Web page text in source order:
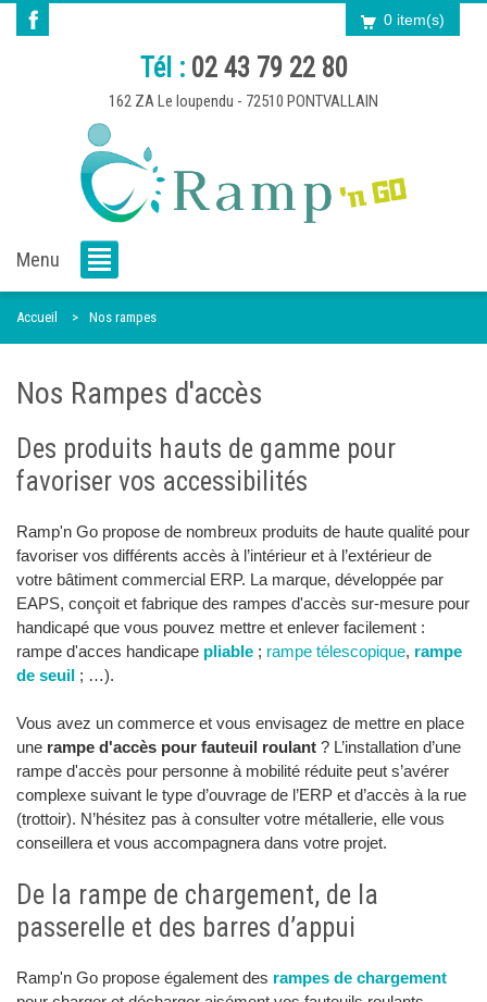
0 item(s)
Tél : 02 43 79 22 80
162 ZA Le loupendu - 72510 PONTVALLAIN
Menu
Accueil Nos rampes
Nos Rampes d'accès
Des produits hauts de gamme pour
favoriser vos accessibilités
Ramp'n Go propose de nombreux produits de haute qualité pour
favoriser vos différents accès à l’intérieur et à l’extérieur de
votre bâtiment commercial ERP. La marque, développée par
EAPS, conçoit et fabrique des rampes d'accès sur-mesure pour
handicapé que vous pouvez mettre et enlever facilement :
rampe d'acces handicape pliable ; rampe télescopique, rampe
de seuil ; …).
Vous avez un commerce et vous envisagez de mettre en place
une rampe d'accès pour fauteuil roulant ? L’installation d’une
rampe d'accès pour personne à mobilité réduite peut s’avérer
complexe suivant le type d’ouvrage de l’ERP et d’accès à la rue
(trottoir). N’hésitez pas à consulter votre métallerie, elle vous
conseillera et vous accompagnera dans votre projet.
De la rampe de chargement, de la
passerelle et des barres d’appui
Ramp'n Go propose également des rampes de chargement